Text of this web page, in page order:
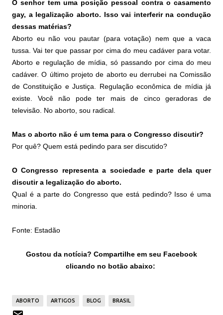
O senhor tem uma posição pessoal contra o casamento
gay, a legalização aborto. Isso vai interferir na condução
dessas matérias?
Aborto eu não vou pautar (para votação) nem que a vaca
tussa. Vai ter que passar por cima do meu cadáver para votar.
Aborto e regulação de mídia, só passando por cima do meu
cadáver. O último projeto de aborto eu derrubei na Comissão
de Constituição e Justiça. Regulação econômica de mídia já
existe. Você não pode ter mais de cinco geradoras de
televisão. No aborto, sou radical.
Mas o aborto não é um tema para o Congresso discutir?
Por quê? Quem está pedindo para ser discutido?
O Congresso representa a sociedade e parte dela quer
discutir a legalização do aborto.
Qual é a parte do Congresso que está pedindo? Isso é uma
minoria.
Fonte: Estadão
Gostou da notícia? Compartilhe em seu Facebook
clicando no botão abaixo:
ABORTO ARTIGOS BLOG BRASIL